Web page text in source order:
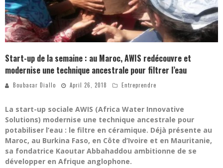
Start-up de la semaine : au Maroc, AWIS redécouvre et
modernise une technique ancestrale pour filtrer l’eau
Boubacar Diallo April 26, 2018 Entreprendre
La start-up sociale AWIS (Africa Water Innovative
Solutions) modernise une technique ancestrale pour
potabiliser l’eau : le filtre en céramique. Déjà présente au
Maroc, au Burkina Faso, en Côte d’Ivoire et en Mauritanie,
sa fondatrice Kaoutar Abbahaddou ambitionne de se
développer en Afrique anglophone.